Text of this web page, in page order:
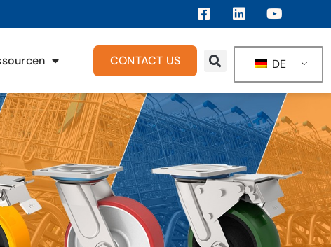
CONTACT US DE